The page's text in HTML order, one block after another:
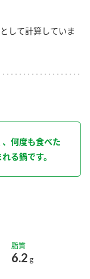
して計算していま
何度も食べた
る鍋です。
脂質
6.2 g